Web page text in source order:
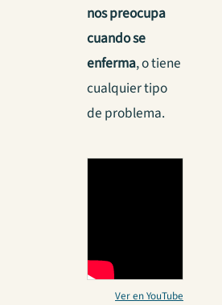
nos preocupa
cuando se
enferma, o tiene
cualquier tipo
de problema.
Ver en YouTube